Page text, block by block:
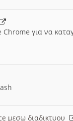
για να
μεσω διαδικτυου